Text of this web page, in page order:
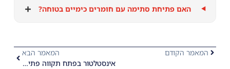
האם פתיחת סתימה עם חומרים כימיים בטוחה? +
המאמר הקודם
המאמר הבא
אינסטלטור בפתח תקווה פתיחת סתימות ביוב